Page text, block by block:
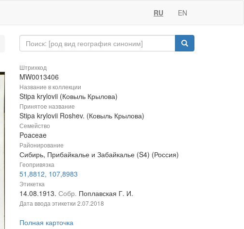
RU EN
Штрихкод
MW0013406
Название в коллекции
Stipa krylovii (Ковыль Крылова)
Принятое название
Stipa krylovii Roshev. (Ковыль Крылова)
Семейство
Poaceae
Районирование
Сибирь, Прибайкалье и Забайкалье (S4) (Россия)
Геопривязка
51,8812, 107,8983
Этикетка
14.08.1913. Собр. Поплавская Г. И.
Дата ввода этикетки 2.07.2018
Полная карточка